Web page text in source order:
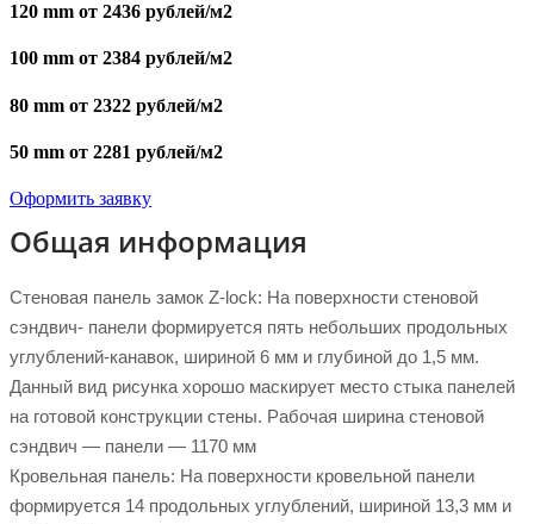
120 mm от 2436 рублей/м2
100 mm от 2384 рублей/м2
80 mm от 2322 рублей/м2
50 mm от 2281 рублей/м2
Оформить заявку
Общая информация
Стеновая панель замок Z-lock: На поверхности стеновой
сэндвич- панели формируется пять небольших продольных
углублений-канавок, шириной 6 мм и глубиной до 1,5 мм.
Данный вид рисунка хорошо маскирует место стыка панелей
на готовой конструкции стены. Рабочая ширина стеновой
сэндвич — панели — 1170 мм
Кровельная панель: На поверхности кровельной панели
формируется 14 продольных углублений, шириной 13,3 мм и